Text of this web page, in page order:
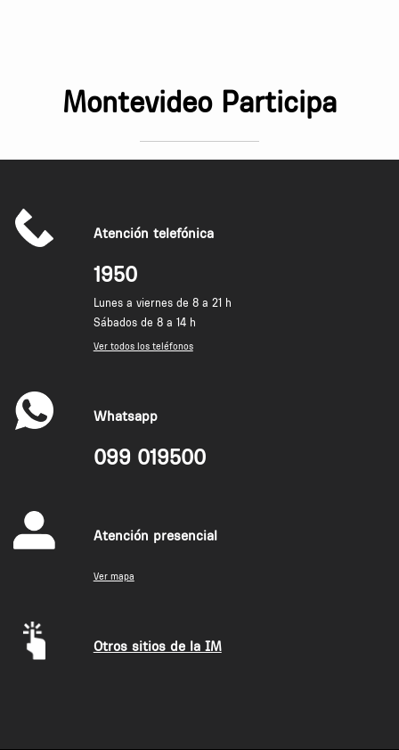
Montevideo Participa
Atención telefónica
1950
Lunes a viernes de 8 a 21 h
Sábados de 8 a 14 h
Ver todos los teléfonos
Whatsapp
099 019500
Atención presencial
Ver mapa
Otros sitios de la IM